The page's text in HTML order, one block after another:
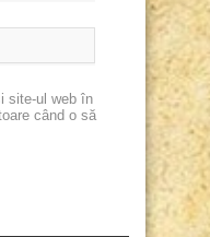
site-ul web în
când o să